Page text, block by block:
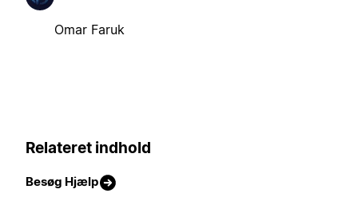
Omar Faruk
Relateret indhold
Besøg Hjælp